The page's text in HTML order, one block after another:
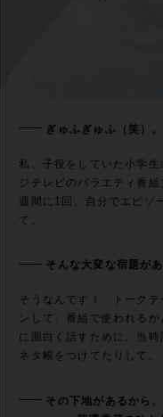
ぎゅふぎゅふ（笑）。
私、子役をしていた小学
ジテレビのバラエティ番
週間に1回、自分でエピソ
て。
そんな大変な宿題が
そうなんです！ トークテ
ンして、番組で使われる
に面白く話すために、当
ネタ帳をつけてたりして。
その下地があるから